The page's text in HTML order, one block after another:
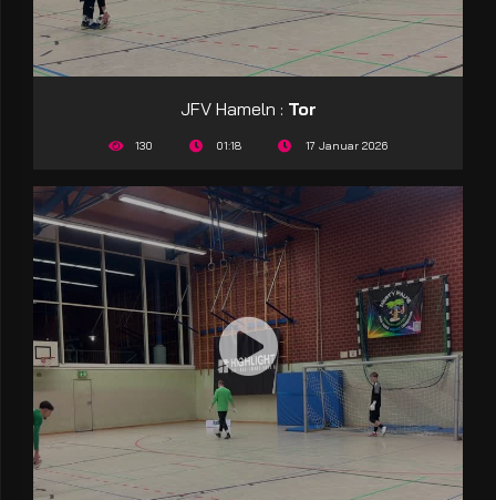
JFV Hameln : Tor
130 01:18 17 Januar 2026